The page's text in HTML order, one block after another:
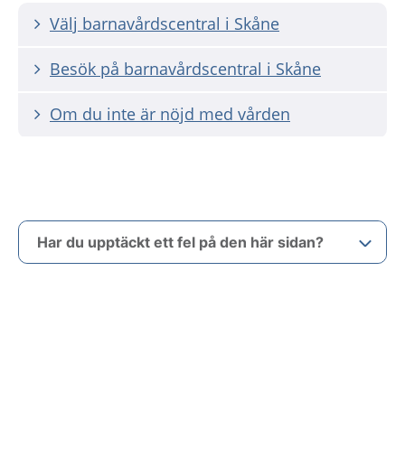
Välj barnavårdscentral i Skåne
Besök på barnavårdscentral i Skåne
Om du inte är nöjd med vården
Har du upptäckt ett fel på den här sidan?